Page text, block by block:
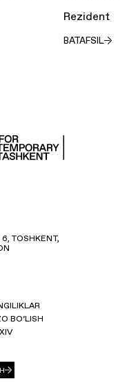
Rezident
BATAFSIL
6, TOSHKENT,
BO‘LISH